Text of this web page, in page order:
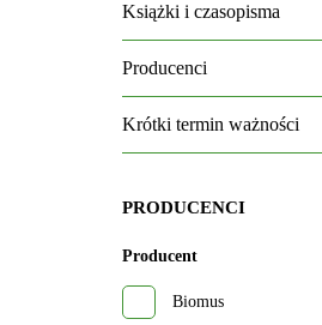
Książki i czasopisma
Producenci
Krótki termin ważności
PRODUCENCI
Producent
Biomus